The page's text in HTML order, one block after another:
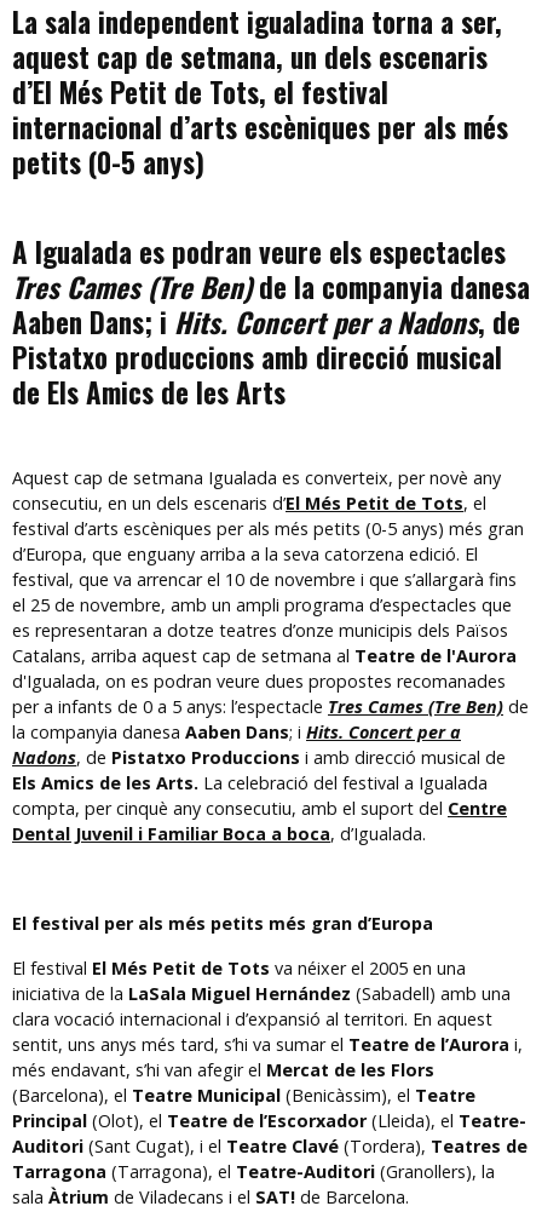
La sala independent igualadina torna a ser,
aquest cap de setmana, un dels escenaris
d’El Més Petit de Tots, el festival
internacional d’arts escèniques per als més
petits (0-5 anys)
A Igualada es podran veure els espectacles
Tres Cames (Tre Ben)de la companyia danesa
Aaben Dans; i Hits. Concert per a Nadons, de
Pistatxo produccions amb direcció musical
de Els Amics de les Arts
Aquest cap de setmana Igualada es converteix, per novè any
consecutiu, en un dels escenaris d’El Més Petit de Tots, el
festival d’arts escèniques per als més petits (0-5 anys) més gran
d’Europa, que enguany arriba a la seva catorzena edició. El
festival, que va arrencar el 10 de novembre i que s’allargarà fins
el 25 de novembre, amb un ampli programa d’espectacles que
es representaran a dotze teatres d’onze municipis dels Països
Catalans, arriba aquest cap de setmana al Teatre de l'Aurora
d'Igualada, on es podran veure dues propostes recomanades
per a infants de 0 a 5 anys: l’espectacle Tres Cames (Tre Ben) de
la companyia danesa Aaben Dans; i Hits. Concert per a
Nadons, de Pistatxo Produccions i amb direcció musical de
Els Amics de les Arts. La celebració del festival a Igualada
compta, per cinquè any consecutiu, amb el suport del Centre
Dental Juvenil i Familiar Boca a boca, d’Igualada.
El festival per als més petits més gran d’Europa
El festival El Més Petit de Tots va néixer el 2005 en una
iniciativa de la LaSala Miguel Hernández (Sabadell) amb una
clara vocació internacional i d’expansió al territori. En aquest
sentit, uns anys més tard, s’hi va sumar el Teatre de l’Aurora i,
més endavant, s’hi van afegir el Mercat de les Flors
(Barcelona), el Teatre Municipal (Benicàssim), el Teatre
Principal (Olot), el Teatre de l’Escorxador(Lleida), el Teatre-
Auditori (Sant Cugat), i el Teatre Clavé (Tordera), Teatres de
Tarragona (Tarragona), el Teatre-Auditori (Granollers), la
sala Àtrium de Viladecans i el SAT! de Barcelona.